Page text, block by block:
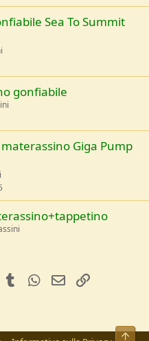
Sea To Summit
gonfiabile
Giga Pump
PinterestTumblrWhatsApp
e-mail
Alto